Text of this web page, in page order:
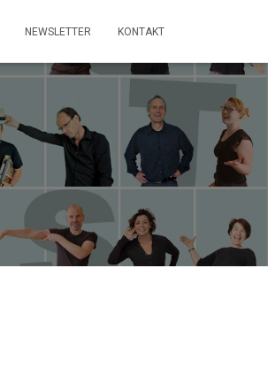
NEWSLETTER KONTAKT